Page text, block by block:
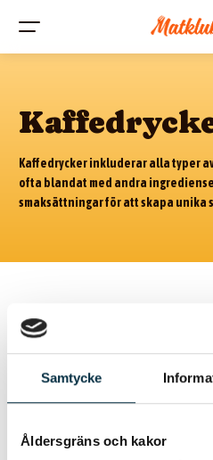
Samtycke
Åldersgräns och kakor
Kaffedrycker inkluderar alla typer
ofta blandat med andra
smaksättningar för att skapa unika